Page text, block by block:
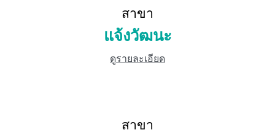
สาขา
แจ้งวัฒนะ
ดูรายละเอียด
สาขา